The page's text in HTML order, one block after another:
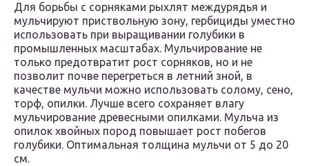
Для борьбы с сорняками рыхлят междурядья и
мульчируют приствольную зону, гербициды уместно
использовать при выращивании голубики в
промышленных масштабах. Мульчирование не
только предотвратит рост сорняков, но и не
позволит почве перегреться в летний зной, в
качестве мульчи можно использовать солому, сено,
торф, опилки. Лучше всего сохраняет влагу
мульчирование древесными опилками. Мульча из
опилок хвойных пород повышает рост побегов
голубики. Оптимальная толщина мульчи от 5 до 20
см.